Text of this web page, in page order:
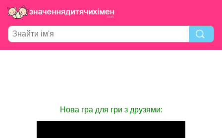
Нова гра для гри з друзями: